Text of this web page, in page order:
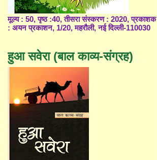
मूल्य : 50, पृष्ठ :40, तीसरा संस्करण : 2020, प्रकाशक
: अयन प्रकाशन, 1/20, महरौली, नई दिल्ली-110030
हुआ सवेरा (बाल काव्य-संग्रह)